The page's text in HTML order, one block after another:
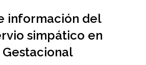
información del
simpático en